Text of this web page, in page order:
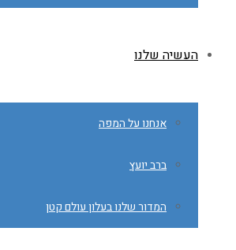
העשיה שלנו
אנחנו על המפה
ברב יועץ
המדור שלנו בעלון עולם קטן